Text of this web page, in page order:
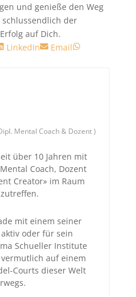
und genieße den Weg
schlussendlich der
auf Dich.
Share
LinkedIn
Share
Email
Share
Mental Coach & Dozent)
über 10 Jahren mit
Coach, Dozent
Creator» im Raum
mit einem seiner
oder für sein
Schueller Institute
auf einem
Courts dieser Welt